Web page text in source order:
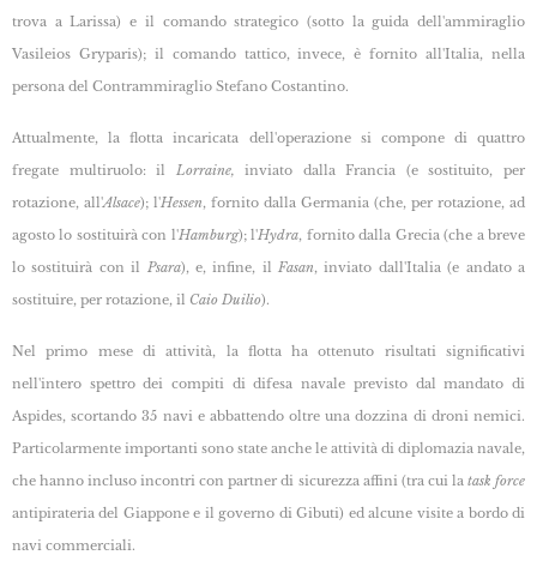
trova a Larissa) e il comando strategico (sotto la guida dell'ammiraglio
Vasileios Gryparis); il comando tattico, invece, è fornito all'Italia, nella
persona del Contrammiraglio Stefano Costantino.
Attualmente, la flotta incaricata dell'operazione si compone di quattro
fregate multiruolo: il Lorraine, inviato dalla Francia (e sostituito, per
rotazione, all'Alsace); l'Hessen, fornito dalla Germania (che, per rotazione, ad
agosto lo sostituirà con l'Hamburg); l'Hydra, fornito dalla Grecia (che a breve
lo sostituirà con il Psara), e, infine, ilFasan, inviato dall'Italia (e andato a
sostituire, per rotazione, il Caio Duilio).
Nel primo mese di attività, la flotta ha ottenuto risultati significativi
nell'intero spettro dei compiti di difesa navale previsto dal mandato di
Aspides, scortando 35 navi e abbattendo oltre una dozzina di droni nemici.
Particolarmente importanti sono state anche le attività di diplomazia navale,
che hanno incluso incontri con partner di sicurezza affini (tra cui la task force
antipirateria del Giappone e il governo di Gibuti) ed alcune visite a bordo di
navi commerciali.